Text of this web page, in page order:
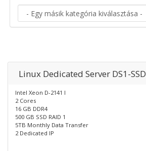
Linux Dedicated Server DS1-SSD
Intel Xeon D-2141 I
2 Cores
16 GB DDR4
500 GB SSD RAID 1
5TB Monthly Data Transfer
2 Dedicated IP